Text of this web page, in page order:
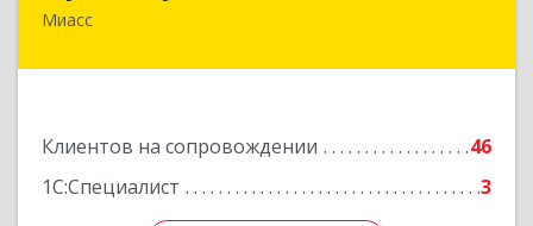
Миасс
Клиентов на сопровождении
46
1С:Специалист
3
456318, Челябинская обл, Миасс г, Жуковского